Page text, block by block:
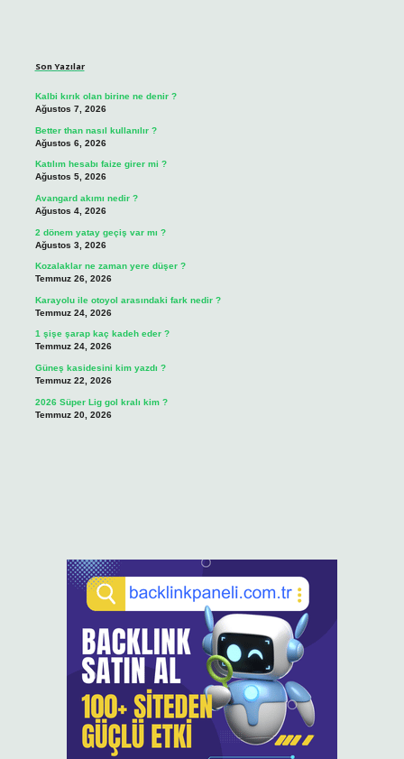
Son Yazılar
Kalbi kırık olan birine ne denir ?
Ağustos 7, 2026
Better than nasıl kullanılır ?
Ağustos 6, 2026
Katılım hesabı faize girer mi ?
Ağustos 5, 2026
Avangard akımı nedir ?
Ağustos 4, 2026
2 dönem yatay geçiş var mı ?
Ağustos 3, 2026
Kozalaklar ne zaman yere düşer ?
Temmuz 26, 2026
Karayolu ile otoyol arasındaki fark nedir ?
Temmuz 24, 2026
1 şişe şarap kaç kadeh eder ?
Temmuz 24, 2026
Güneş kasidesini kim yazdı ?
Temmuz 22, 2026
2026 Süper Lig gol kralı kim ?
Temmuz 20, 2026